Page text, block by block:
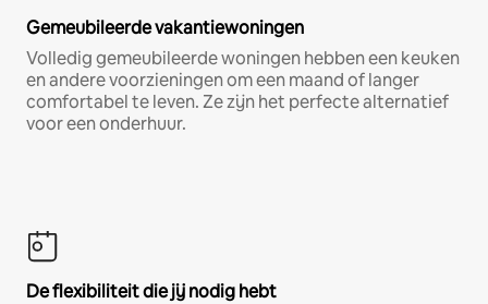
Gemeubileerde vakantiewoningen
Volledig gemeubileerde woningen hebben een keuken
en andere voorzieningen om een maand of langer
comfortabel te leven. Ze zijn het perfecte alternatief
voor een onderhuur.
De flexibiliteit die jij nodig hebt